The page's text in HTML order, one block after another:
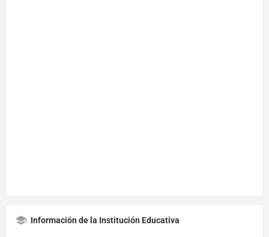
Información de la Institución Educativa